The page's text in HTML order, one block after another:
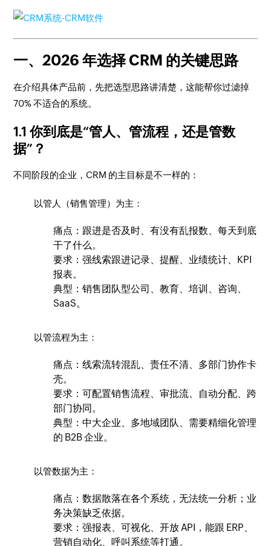
一、2026 年选择 CRM 的关键思路
在介绍具体产品前，先把选型思路讲清楚，这能帮你过滤掉
70% 不适合的系统。
1.1 你到底是“管人、管流程，还是管数
据”？
不同阶段的企业，CRM 的主目标是不一样的：
以管人（销售管理）为主：
痛点：跟进是否及时、有没有乱报数、每天到底
干了什么。
要求：强线索跟进记录、提醒、业绩统计、KPI
报表。
典型：销售团队型公司、教育、培训、咨询、
SaaS。
以管流程为主：
痛点：线索流转混乱、责任不清、多部门协作卡
壳。
要求：可配置销售流程、审批流、自动分配、跨
部门协同。
典型：中大企业、多地域团队、需要精细化管理
的 B2B 企业。
以管数据为主：
痛点：数据散落在各个系统，无法统一分析；业
务决策缺乏依据。
要求：强报表、可视化、开放 API，能跟 ERP、
营销自动化、呼叫系统等打通。